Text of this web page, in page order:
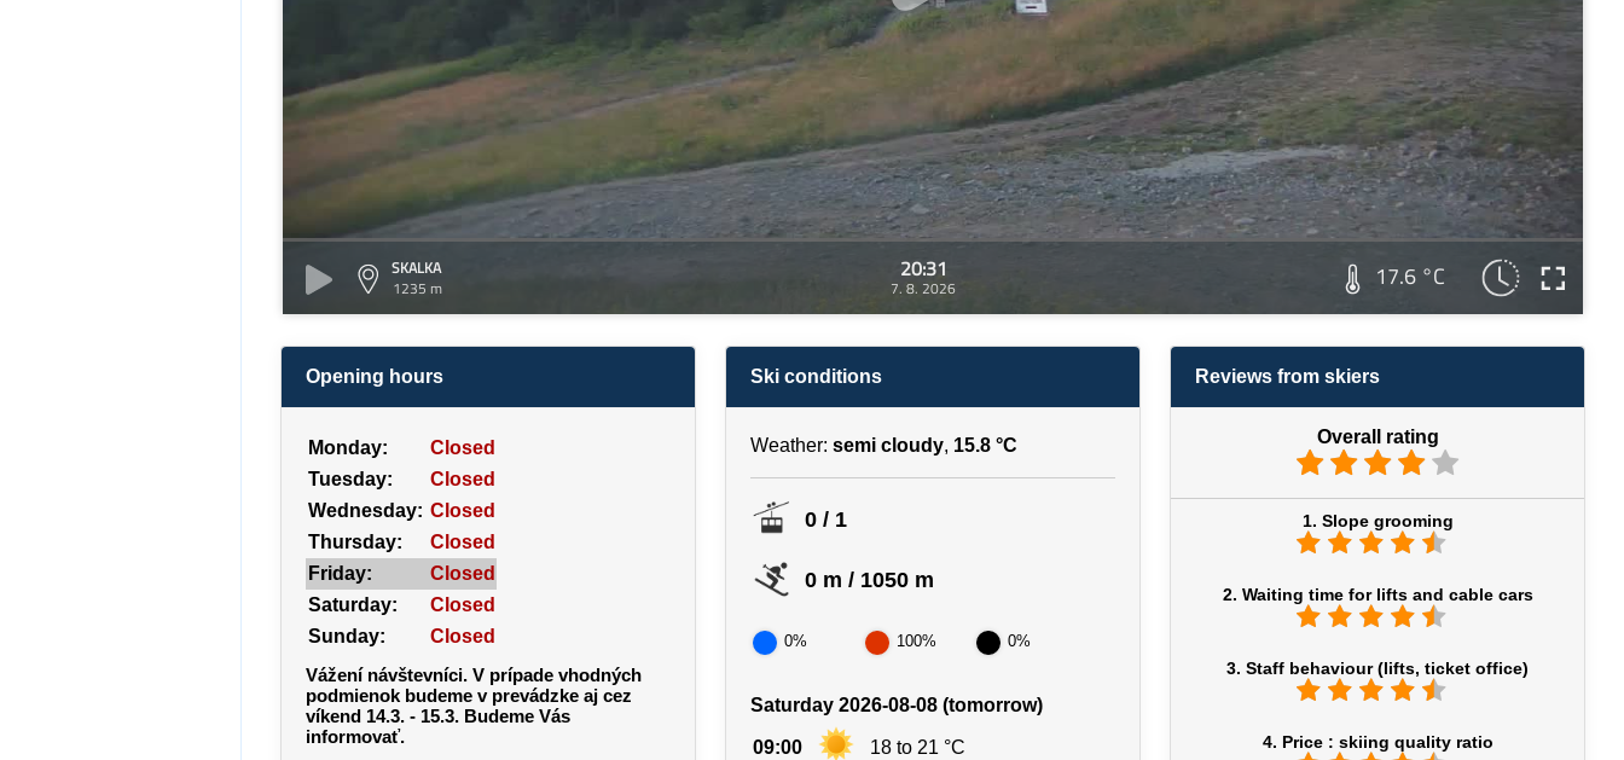
SKALKA
1235 m
20:31
7. 8. 2026 17.6 °C
Opening hours
Monday:
Closed
Tuesday:
Closed
Wednesday: Closed
Thursday:
Closed
Friday:
Closed
Saturday:
Closed
Sunday:
Closed
Vážení návštevníci. V prípade vhodných
podmienok budeme v prevádzke aj cez
víkend 14.3. - 15.3. Budeme Vás
informovať.
Ski conditions
Weather: semi cloudy, 15.8 °C
0 / 1
0 m / 1050 m
0% 100% 0%
Saturday 2026-08-08 (tomorrow)
09:00 18 to 21 °C
Reviews from skiers
Overall rating
1. Slope grooming
2. Waiting time for lifts and cable cars
3. Staff behaviour (lifts, ticket office)
4. Price : skiing quality ratio